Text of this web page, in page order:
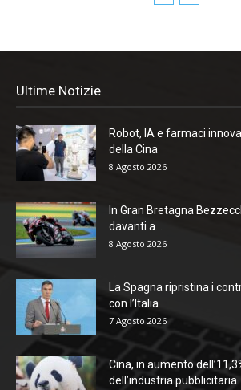
Ultime Notizie
Robot, IA e farmaci
della Cina
8 Agosto 2026
In Gran Bretagna
davanti a...
8 Agosto 2026
La Spagna ripristina i
con l’Italia
7 Agosto 2026
Cina, in aumento
dell’industria pubblicitaria